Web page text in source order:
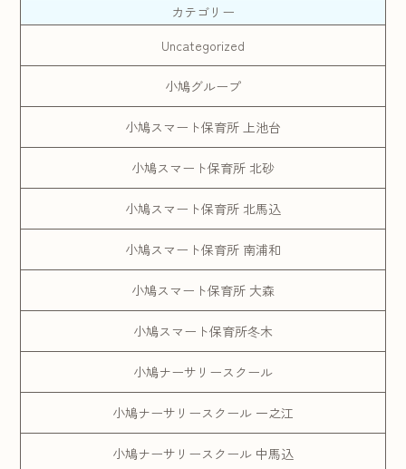
カテゴリー
Uncategorized
小鳩グループ
小鳩スマート保育所 上池台
小鳩スマート保育所 北砂
小鳩スマート保育所 北馬込
小鳩スマート保育所 南浦和
小鳩スマート保育所 大森
小鳩スマート保育所冬木
小鳩ナーサリースクール
小鳩ナーサリースクール 一之江
小鳩ナーサリースクール 中馬込